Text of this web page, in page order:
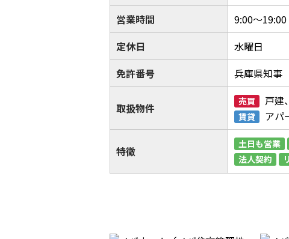
営業時間
9:00～19:00
定休日
水曜日
免許番号
兵庫県知事
取扱物件 売買 戸建
賃貸 アパ
特徴
土日も営業
法人契約